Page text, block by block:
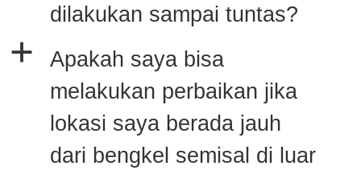
dilakukan sampai tuntas?
a
Apakah saya bisa
melakukan perbaikan jika
lokasi saya berada jauh
dari bengkel semisal di luar